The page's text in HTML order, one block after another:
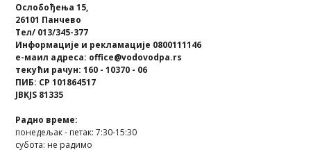
Ослобођења 15,
26101 Панчево
Тел/ 013/345-377
Информације и рекламације 0800111146
е-маил адреса: office@vodovodpa.rs
текући рачун: 160 - 10370 - 06
ПИБ: СР 101864517
JBKJS 81335
Радно време:
понедељак - петак: 7:30-15:30
субота: не радимо